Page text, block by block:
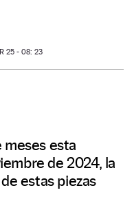
25 - 08: 23
esta
de 2024, la
estas piezas